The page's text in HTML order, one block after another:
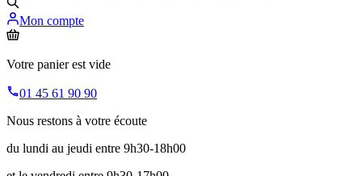
Mon compte
Votre panier est vide
01 45 61 90 90
Nous restons à votre écoute
du lundi au jeudi entre 9h30-18h00